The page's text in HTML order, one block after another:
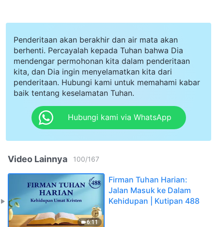
Penderitaan akan berakhir dan air mata akan
berhenti. Percayalah kepada Tuhan bahwa Dia
mendengar permohonan kita dalam penderitaan
kita, dan Dia ingin menyelamatkan kita dari
penderitaan. Hubungi kami untuk memahami kabar
baik tentang keselamatan Tuhan.
Hubungi kami via WhatsApp
Video Lainnya 100/167
6:11
Firman Tuhan Harian:
Jalan Masuk ke Dalam
Kehidupan | Kutipan 488